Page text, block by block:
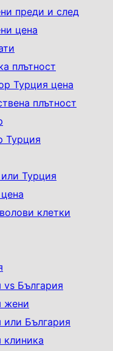
преди и след
цена
плътност
Турция цена
плътност
Турция
Турция
клетки
vs България
жени
или България
клиника